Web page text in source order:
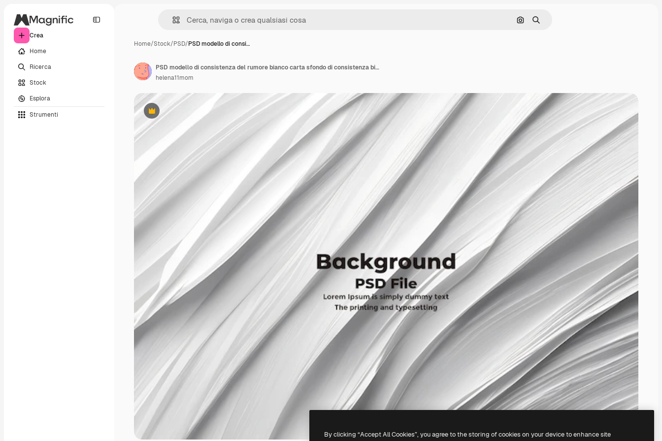
Crea
Home
Ricerca
Stock
Esplora
Strumenti
Cerca per immagine
Ricerca
Home/Stock/PSD/PSD modello di consi…
Premium
PSD modello di consistenza del rumore bianco carta sfondo di consistenza bianca
helena11mom
By clicking “Accept All Cookies”, you agree to the storing of cookies on your device to enhance site